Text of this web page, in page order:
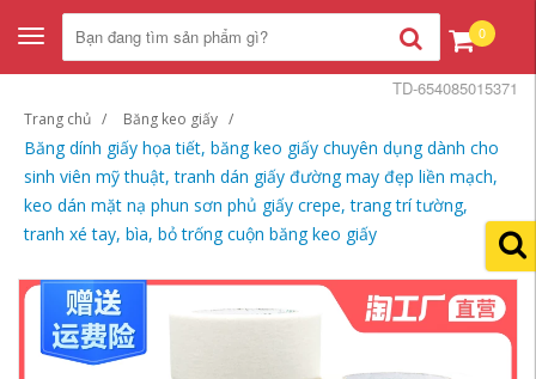
Toggle
navigation
0
Trang chủ Băng keo giấy
Băng dính giấy họa tiết, băng keo giấy chuyên dụng dành cho
sinh viên mỹ thuật, tranh dán giấy đường may đẹp liền mạch,
keo dán mặt nạ phun sơn phủ giấy crepe, trang trí tường,
tranh xé tay, bìa, bỏ trống cuộn băng keo giấy
TD-654085015371